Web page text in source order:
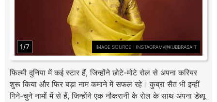
1/7 IMAGE SOURCE : INSTAGRAM/@KUBBRASAIT
फिल्मी दुनिया में कई स्टार हैं, जिन्होंने छोटे-मोटे रोल से अपना करियर
शुरू किया और फिर बड़ा नाम कमाने में सफल रहे। कुब्रा सैत भी इन्हीं
गिने-चुने नामों में से हैं, जिन्होंने एक नौकरानी के रोल के साथ अपना डेब्यू